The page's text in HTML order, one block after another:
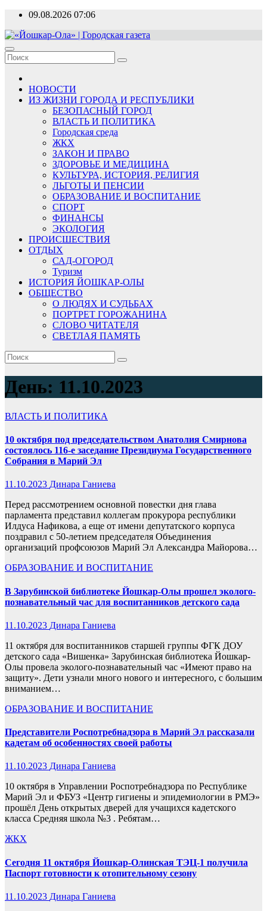
Перейти
содержимому
09.08.2026 07:06
«Йошкар-Ола» | Городская газета
Новости, события, люди
НОВОСТИ
ИЗ ЖИЗНИ ГОРОДА И РЕСПУБЛИКИ
БЕЗОПАСНЫЙ ГОРОД
ВЛАСТЬ И ПОЛИТИКА
Городская среда
ЖКХ
ЗАКОН И ПРАВО
ЗДОРОВЬЕ И МЕДИЦИНА
КУЛЬТУРА, ИСТОРИЯ, РЕЛИГИЯ
ЛЬГОТЫ И ПЕНСИИ
ОБРАЗОВАНИЕ И ВОСПИТАНИЕ
СПОРТ
ФИНАНСЫ
ЭКОЛОГИЯ
ПРОИСШЕСТВИЯ
ОТДЫХ
САД-ОГОРОД
Туризм
ИСТОРИЯ ЙОШКАР-ОЛЫ
ОБЩЕСТВО
О ЛЮДЯХ И СУДЬБАХ
ПОРТРЕТ ГОРОЖАНИНА
СЛОВО ЧИТАТЕЛЯ
СВЕТЛАЯ ПАМЯТЬ
День: 11.10.2023
ВЛАСТЬ И ПОЛИТИКА
10 октября под председательством Анатолия Смирнова
состоялось 116-е заседание Президиума Государственного
Собрания в Марий Эл
11.10.2023 Динара Ганиева
Перед рассмотрением основной повестки дня глава
парламента представил коллегам прокурора республики
Илдуса Нафикова, а еще от имени депутатского корпуса
поздравил с 50-летием председателя Объединения
организаций профсоюзов Марий Эл Александра Майорова…
ОБРАЗОВАНИЕ И ВОСПИТАНИЕ
В Зарубинской библиотеке Йошкар-Олы прошел эколого-
познавательный час для воспитанников детского сада
11.10.2023 Динара Ганиева
11 октября для воспитанников старшей группы ФГК ДОУ
детского сада «Вишенка» Зарубинская библиотека Йошкар-
Олы провела эколого-познавательный час «Имеют право на
защиту». Дети узнали много нового и интересного, с большим
вниманием…
ОБРАЗОВАНИЕ И ВОСПИТАНИЕ
Представители Роспотребнадзора в Марий Эл рассказали
кадетам об особенностях своей работы
11.10.2023 Динара Ганиева
10 октября в Управлении Роспотребнадзора по Республике
Марий Эл и ФБУЗ «Центр гигиены и эпидемиологии в РМЭ»
прошёл День открытых дверей для учащихся кадетского
класса Средняя школа №3 . Ребятам…
ЖКХ
Сегодня 11 октября Йошкар-Олинская ТЭЦ-1 получила
Паспорт готовности к отопительному сезону
11.10.2023 Динара Ганиева